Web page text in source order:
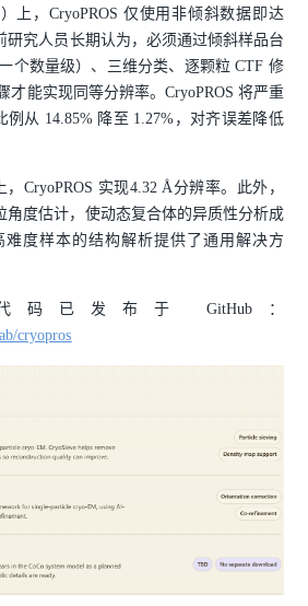
上，CryoPROS 仅使用非倾斜数据即达
研究人员长期认为，必须通过倾斜样品台
个数量级）、三维分类、逐颗粒 CTF 修
才能实现同等分辨率。CryoPROS 将严重
例从 14.85% 降至 1.27%，对齐误差降低
CryoPROS 实现4.32 Å分辨率。此外，
角度估计，使动态复合体的异质性分析成
难度样本的结构解析提供了通用解决方
代码已发布于 GitHub：
cryopros